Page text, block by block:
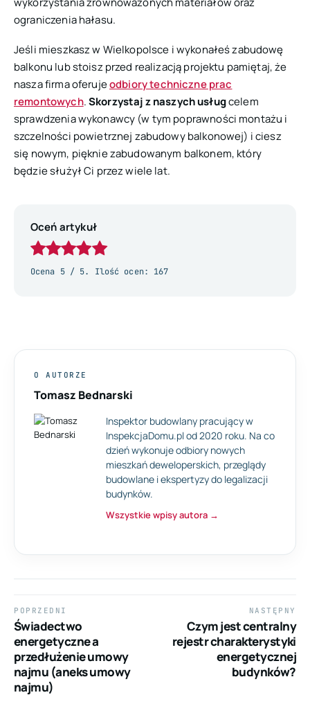
ograniczenia hałasu.
Jeśli mieszkasz w Wielkopolsce i wykonałeś zabudowę
balkonu lub stoisz przed realizacją projektu pamiętaj, że
nasza firma oferujeodbiory techniczne prac
remontowych.Skorzystaj z naszych usługcelem
sprawdzenia wykonawcy (w tym poprawności montażu i
szczelności powietrznej zabudowy balkonowej) i ciesz
się nowym, pięknie zabudowanym balkonem, który
będzie służył Ci przez wiele lat.
Oceń artykuł
Ocena 5/ 5. Ilość ocen: 167
O AUTORZE
Tomasz Bednarski
Inspektor budowlany pracujący w
InspekcjaDomu.pl od 2020 roku. Na co
dzień wykonuje odbiory nowych
mieszkań deweloperskich, przeglądy
budowlane i ekspertyzy do legalizacji
budynków.
Wszystkie wpisy autora →
Nawigacja
wpisu
POPRZEDNI
Poprzedni
wpis:
Świadectwo
energetyczne a
przedłużenie umowy
najmu (aneks umowy
najmu)
NASTĘPNY
Następny
wpis:
Czym jest centralny
rejestr charakterystyki
energetycznej
budynków?